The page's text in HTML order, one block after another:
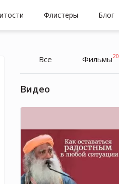
Флистеры Блог
Все Фильмы20
Видео
Ирина Горбачева
Актриса, Блогер